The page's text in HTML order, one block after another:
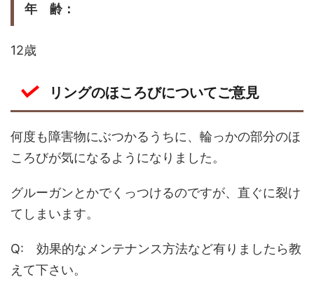
年 齢：
12歳
リングのほころびについてご意見
何度も障害物にぶつかるうちに、輪っかの部分のほ
ころびが気になるようになりました。
グルーガンとかでくっつけるのですが、直ぐに裂け
てしまいます。
Q: 効果的なメンテナンス方法など有りましたら教
えて下さい。